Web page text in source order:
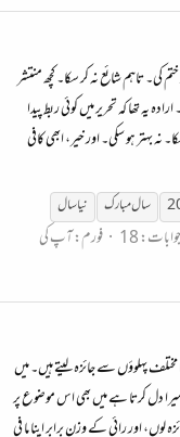
کی۔ تاہم شائع نہ کر سکا۔ کچھ منتشر
یہ تھا کہ تحریر میں کوئی ربط پیدا
بہتر ہو سکی۔ اور خیر، ابھی کافی
سال مبارک
نیا سال
جوابات: 18 فورم:آپ کی
پہلوؤں سے جائزہ لیتے ہیں۔ میں
میرا دل کرتا ہے میں بھی اس موضوع پر
اور رائی کے وزن برابر اپنا ما فی